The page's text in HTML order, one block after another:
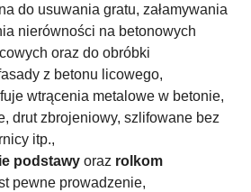
do usuwania gratu, załamywania
nierówności na betonowych
oraz do obróbki
z betonu licowego,
wtrącenia metalowe w betonie,
drut zbrojeniowy, szlifowane bez
itp.,
podstawy oraz rolkom
pewne prowadzenie,